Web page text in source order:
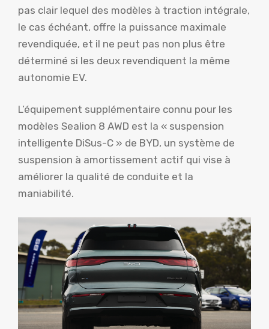
pas clair lequel des modèles à traction intégrale,
le cas échéant, offre la puissance maximale
revendiquée, et il ne peut pas non plus être
déterminé si les deux revendiquent la même
autonomie EV.
L’équipement supplémentaire connu pour les
modèles Sealion 8 AWD est la « suspension
intelligente DiSus-C » de BYD, un système de
suspension à amortissement actif qui vise à
améliorer la qualité de conduite et la
maniabilité.